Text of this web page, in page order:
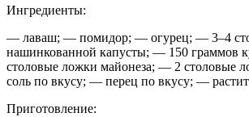
Ингредиенты:
— лаваш; — помидор; — огурец; — 3–4
нашинкованной капусты; — 150 граммов
столовые ложки майонеза; — 2 столовые
соль по вкусу; — перец по вкусу; —
Приготовление: